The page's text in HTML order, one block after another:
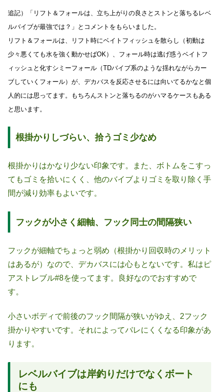
追記）「リフト＆フォールは、立ち上がりの良さとストンと落ちるレベ
ルバイブが最強では？」とコメントをもらいました。
リフト＆フォールは、リフト時にベイトフィッシュを散らし（初動は
少々悪くても水を強く動かせばOK）、フォール時は逃げ惑うベイトフ
ィッシュと化すシミーフォール（TDバイブ系のような揺れながらカー
ブしていくフォール） が、デカバスを反応させるには向いてるかなと個
人的には思ってます。もちろんストンと落ちるのがハマるケースもある
と思います。
根掛かりしづらい、拾うゴミ少なめ
根掛かりはかなり少ない印象です。また、ボトムをこすっ
てもゴミを拾いにくく、他のバイブよりゴミを取り除く手
間が減り効率もよいです。
フックが小さく細軸、フック同士の間隔狭い
フックが細軸でちょっと弱め（根掛かり回収時のメリット
はあるが）なので、デカバスには心もとないです。私はピ
アストレブル#8を使ってます。良好なのでおすすめで
す。
小さいボディで前後のフック間隔が狭いがゆえ、2フック
掛かりやすいです。それによってバレにくくなる印象があ
ります。
レベルバイブは岸釣りだけでなくボート
にも